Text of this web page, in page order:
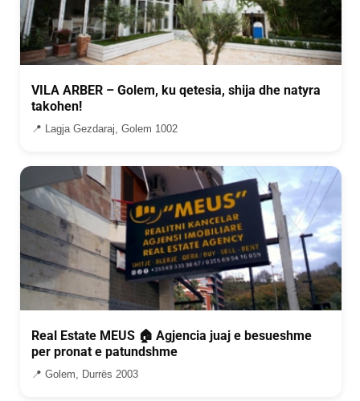
VILA ARBER – Golem, ku qetesia, shija dhe natyra
takohen!
📍 Lagja Gezdaraj, Golem 1002
Real Estate MEUS 🏠 Agjencia juaj e besueshme
per pronat e patundshme
📍 Golem, Durrës 2003